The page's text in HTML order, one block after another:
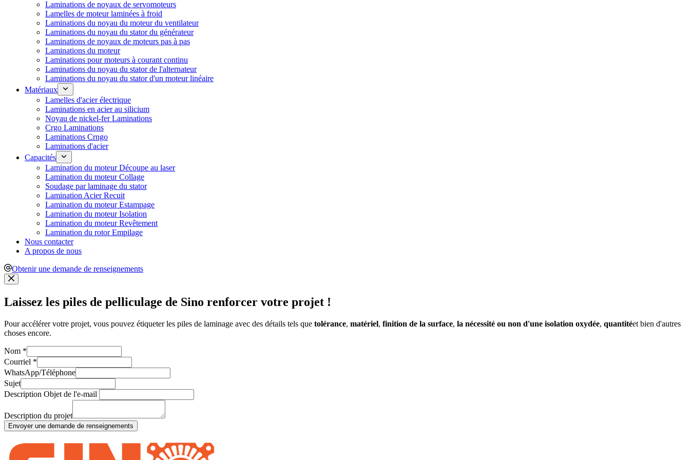
Laminations de noyaux de servomoteurs
Lamelles de moteur laminées à froid
Laminations du noyau du moteur du ventilateur
Laminations du noyau du stator du générateur
Laminations de noyaux de moteurs pas à pas
Laminations du moteur
Laminations pour moteurs à courant continu
Laminations du noyau du stator de l'alternateur
Laminations du noyau du stator d'un moteur linéaire
Matériaux
Lamelles d'acier électrique
Laminations en acier au silicium
Noyau de nickel-fer Laminations
Crgo Laminations
Laminations Crngo
Laminations d'acier
Capacités
Lamination du moteur Découpe au laser
Lamination du moteur Collage
Soudage par laminage du stator
Lamination Acier Recuit
Lamination du moteur Estampage
Lamination du moteur Isolation
Lamination du moteur Revêtement
Lamination du rotor Empilage
Nous contacter
A propos de nous
Obtenir une demande de renseignements
Laissez les piles de pelliculage de Sino renforcer votre projet !
Pour accélérer votre projet, vous pouvez étiqueter les piles de laminage avec des détails tels que tolérance, matériel, finition de la surface, la nécessité ou non d'une isolation oxydée, quantitéet bien d'autres
choses encore.
Nom *
Courriel *
WhatsApp/Téléphone
Sujet
Description Objet de l'e-mail
Description du projet
Envoyer une demande de renseignements